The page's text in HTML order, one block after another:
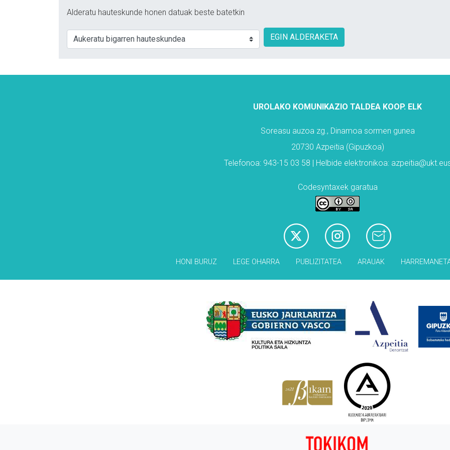
Alderatu hauteskunde honen datuak beste batetkin
EGIN ALDERAKETA
UROLAKO KOMUNIKAZIO TALDEA KOOP. ELK
Soreasu auzoa zg., Dinamoa sormen gunea
20730 Azpeitia (Gipuzkoa)
Telefonoa: 943-15 03 58 | Helbide elektronikoa:
Codesyntaxek garatua
HONI BURUZ LEGE OHARRA PUBLIZITATEA ARAUAK